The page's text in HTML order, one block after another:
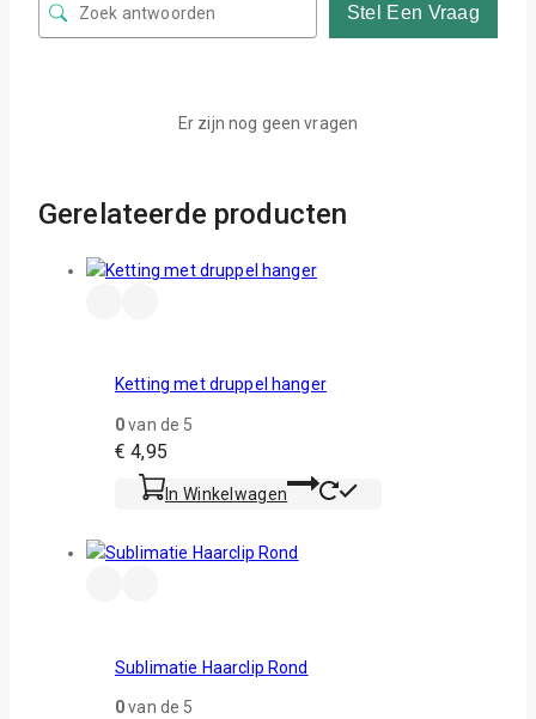
Stel Een Vraag
Er zijn nog geen vragen
Gerelateerde producten
Ketting met druppel hanger
0van de 5
€ 4,95
In Winkelwagen
Sublimatie Haarclip Rond
0van de 5